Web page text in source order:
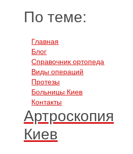
По теме:
Главная
Блог
Справочник ортопеда
Виды операций
Протезы
Больницы Киев
Контакты
Артроскопия
Киев